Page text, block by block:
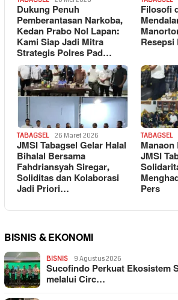
Dukung Penuh
Pemberantasan Narkoba,
Kedan Prabo Nol Lapan:
Kami Siap Jadi Mitra
Strategis Polres Pad…
Filosofi
TABAGSEL 26 Maret 2026
JMSI Tabagsel Gelar Halal
Bihalal Bersama
Fahdriansyah Siregar,
Soliditas dan Kolaborasi
Jadi Priori…
TABAGSEL
JMSI
Pers
BISNIS & EKONOMI
BISNIS 9 Agustus 2026
Sucofindo Perkuat Ekosistem
melalui Circ…